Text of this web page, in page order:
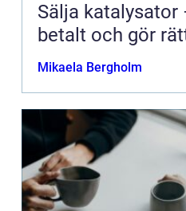
Sälja katalysator
betalt och gör
Mikaela Bergholm